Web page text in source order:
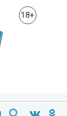
18+